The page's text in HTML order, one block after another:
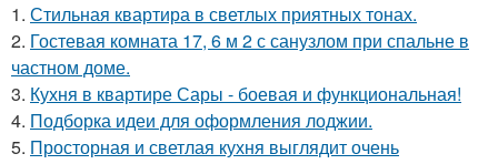
1. Стильная квартира в светлых приятных тонах.
2. Гостевая комната 17, 6 м 2 с санузлом при спальне в
частном доме.
3. Кухня в квартире Сары - боевая и функциональная!
4. Подборка идеи для оформления лоджии.
5. Просторная и светлая кухня выглядит очень